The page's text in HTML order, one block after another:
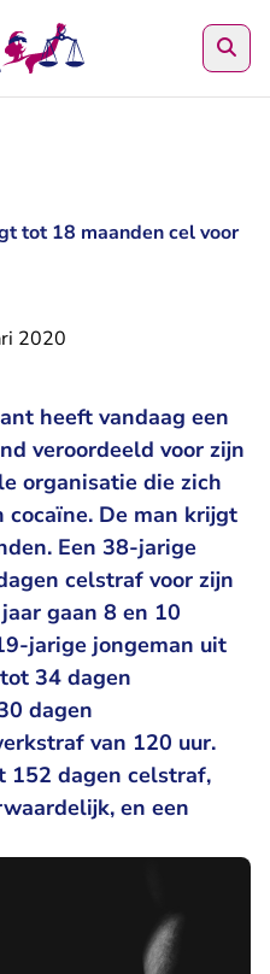
tot 18 maanden cel voor
2020
heeft vandaag een
veroordeeld voor zijn
organisatie die zich
De man krijgt
Een 38-jarige
celstraf voor zijn
gaan 8 en 10
jarige jongeman uit
34 dagen
dagen
van 120 uur.
152 dagen celstraf,
en een